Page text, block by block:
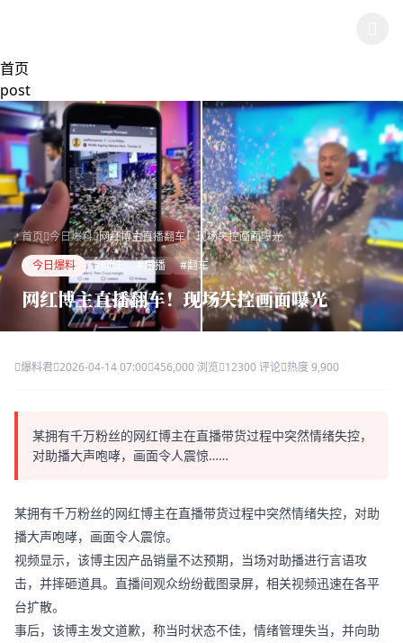
首页
post
首页 今日爆料 网红博主直播翻车！现场失控画面曝光
今日爆料
#网红 #直播 #翻车
网红博主直播翻车！现场失控画面曝光
爆料君 2026-04-14 07:00 456,000 浏览 12300 评论 热度 9,900
某拥有千万粉丝的网红博主在直播带货过程中突然情绪失控，
对助播大声咆哮，画面令人震惊……
某拥有千万粉丝的网红博主在直播带货过程中突然情绪失控，对助
播大声咆哮，画面令人震惊。
视频显示，该博主因产品销量不达预期，当场对助播进行言语攻
击，并摔砸道具。直播间观众纷纷截图录屏，相关视频迅速在各平
台扩散。
事后，该博主发文道歉，称当时状态不佳，情绪管理失当，并向助